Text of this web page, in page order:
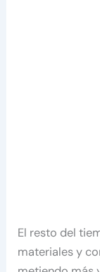
El resto del
materiales y